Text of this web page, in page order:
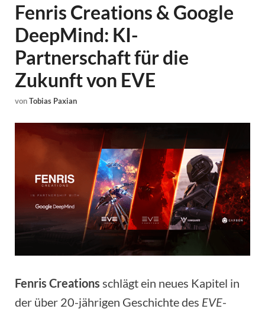
Fenris Creations & Google
DeepMind: KI-
Partnerschaft für die
Zukunft von EVE
vonTobias Paxian
Fenris Creations schlägt ein neues Kapitel in
der über 20-jährigen Geschichte des EVE-